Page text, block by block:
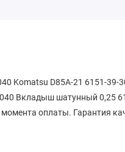
Komatsu D85A-21 6151-39-
Вкладыш шатунный 0,25
оплаты. Гарантия